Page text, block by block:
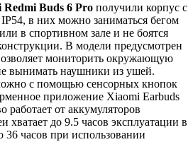
Buds 6 Pro получили корпус с
в них можно заниматься бегом
в спортивном зале и не боятся
В модели предусмотрен
мониторить окружающую
вынимать наушники из ушей.
с помощью сенсорных кнопок
приложение Xiaomi Earbuds
работает от аккумуляторов
хватает до 9.5 часов эксплуатации в
часов при использовании